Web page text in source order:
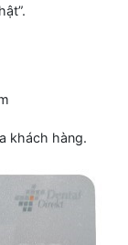
khách hàng.